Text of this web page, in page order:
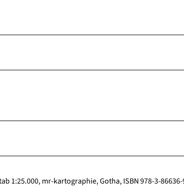
1:25.000, mr-kartographie, Gotha, ISBN 978-3-